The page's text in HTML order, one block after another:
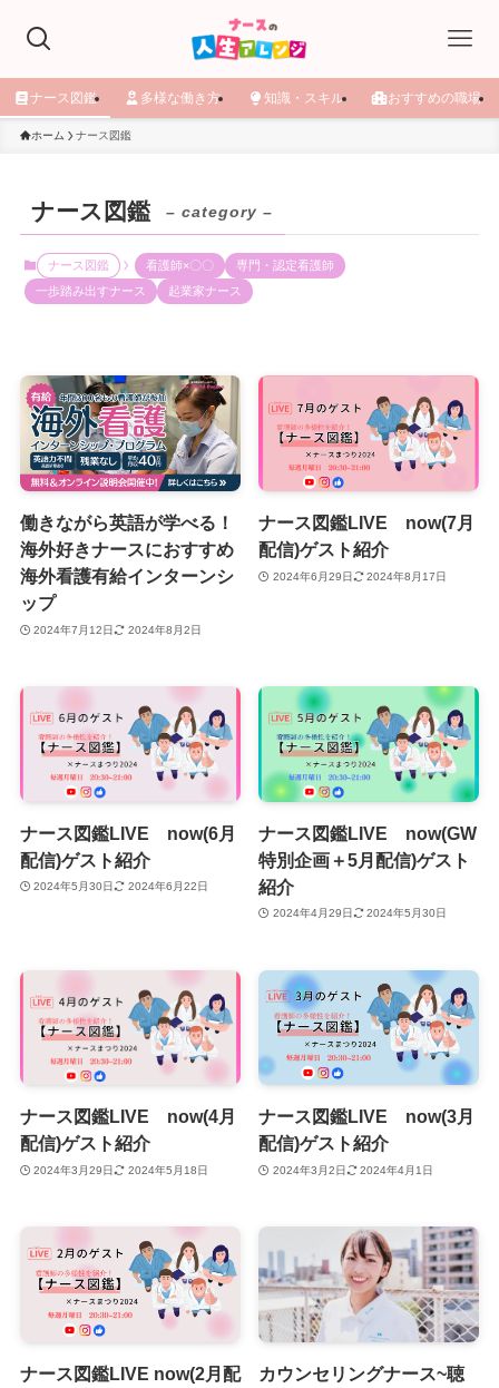
ナース図鑑 多様な働き方 知識・スキル おすすめの職場
ホーム ナース図鑑
ナース図鑑 – category –
ナース図鑑 看護師×〇〇
専門・認定看護師
一歩踏み出すナース
起業家ナース
働きながら英語が学べる！
海外好きナースにおすすめ
海外看護有給インターンシ
ップ
2024年7月12日 2024年8月2日
ナース図鑑LIVE now(7月
配信)ゲスト紹介
2024年6月29日 2024年8月17日
ナース図鑑LIVE now(6月
配信)ゲスト紹介
2024年5月30日 2024年6月22日
ナース図鑑LIVE now(GW
特別企画＋5月配信)ゲスト
紹介
2024年4月29日 2024年5月30日
ナース図鑑LIVE now(4月
配信)ゲスト紹介
2024年3月29日 2024年5月18日
ナース図鑑LIVE now(3月
配信)ゲスト紹介
2024年3月2日 2024年4月1日
ナース図鑑LIVE now(2月配
カウンセリングナース~聴